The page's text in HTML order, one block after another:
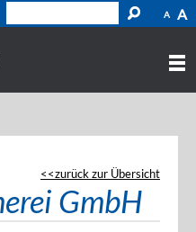
A A
zurück zur Übersicht
GmbH